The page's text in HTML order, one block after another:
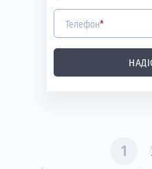
Телефон*
1